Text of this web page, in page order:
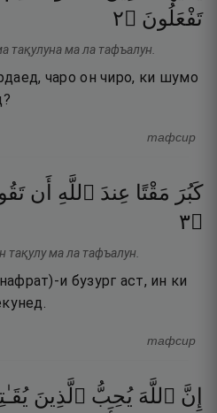
تَفْعَلُونَ ۝٢
тақулуна ма ла тафъалун.
чаро он чиро, ки шумо
тафсир
كَبُرَ مَقْتًا عِندَ ٱللَّهِ أَن
۝٣
ма ла тафъалун.
и бузург аст, ин ки
тафсир
إِنَّ ٱللَّهَ يُحِبُّ ٱلَّذِينَ